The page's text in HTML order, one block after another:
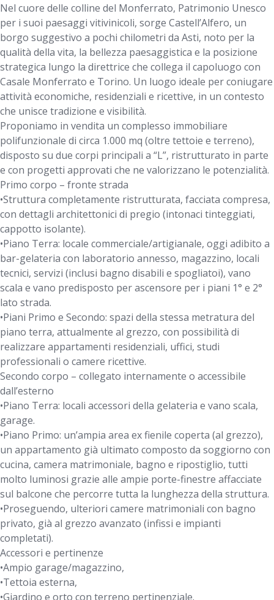
Nel cuore delle colline del Monferrato, Patrimonio Unesco
per i suoi paesaggi vitivinicoli, sorge Castell’Alfero, un
borgo suggestivo a pochi chilometri da Asti, noto per la
qualità della vita, la bellezza paesaggistica e la posizione
strategica lungo la direttrice che collega il capoluogo con
Casale Monferrato e Torino. Un luogo ideale per coniugare
attività economiche, residenziali e ricettive, in un contesto
che unisce tradizione e visibilità.
Proponiamo in vendita un complesso immobiliare
polifunzionale di circa 1.000 mq (oltre tettoie e terreno),
disposto su due corpi principali a “L”, ristrutturato in parte
e con progetti approvati che ne valorizzano le potenzialità.
Primo corpo – fronte strada
•Struttura completamente ristrutturata, facciata compresa,
con dettagli architettonici di pregio (intonaci tinteggiati,
cappotto isolante).
•Piano Terra: locale commerciale/artigianale, oggi adibito a
bar-gelateria con laboratorio annesso, magazzino, locali
tecnici, servizi (inclusi bagno disabili e spogliatoi), vano
scala e vano predisposto per ascensore per i piani 1° e 2°
lato strada.
•Piani Primo e Secondo: spazi della stessa metratura del
piano terra, attualmente al grezzo, con possibilità di
realizzare appartamenti residenziali, uffici, studi
professionali o camere ricettive.
Secondo corpo – collegato internamente o accessibile
dall’esterno
•Piano Terra: locali accessori della gelateria e vano scala,
garage.
•Piano Primo: un’ampia area ex fienile coperta (al grezzo),
un appartamento già ultimato composto da soggiorno con
cucina, camera matrimoniale, bagno e ripostiglio, tutti
molto luminosi grazie alle ampie porte-finestre affacciate
sul balcone che percorre tutta la lunghezza della struttura.
•Proseguendo, ulteriori camere matrimoniali con bagno
privato, già al grezzo avanzato (infissi e impianti
completati).
Accessori e pertinenze
•Ampio garage/magazzino,
•Tettoia esterna,
•Giardino e orto con terreno pertinenziale.